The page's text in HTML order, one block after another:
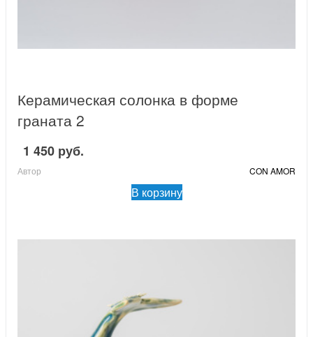
Керамическая солонка в форме
граната 2
1 450 руб.
Автор CON AMOR
В корзину